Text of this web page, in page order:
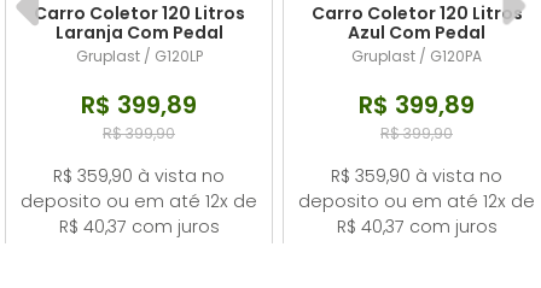
Carro Coletor 120 Litros
Laranja Com Pedal
Gruplast / G120LP
R$ 399,89
R$ 399,90
R$ 359,90 à vista no
deposito ou em até 12x de
R$ 40,37 com juros
Carro Coletor 120 Litros
Azul Com Pedal
Gruplast / G120PA
R$ 399,89
R$ 399,90
R$ 359,90 à vista no
deposito ou em até 12x de
R$ 40,37 com juros